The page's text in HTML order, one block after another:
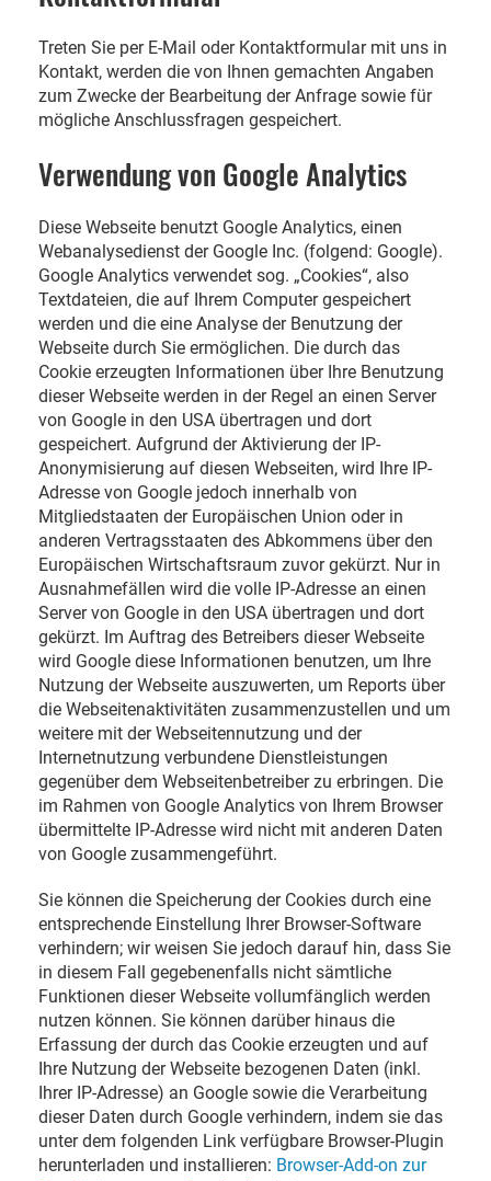
Treten Sie per E-Mail oder Kontaktformular mit uns in
Kontakt, werden die von Ihnen gemachten Angaben
zum Zwecke der Bearbeitung der Anfrage sowie für
mögliche Anschlussfragen gespeichert.
Verwendung von Google Analytics
Diese Webseite benutzt Google Analytics, einen
Webanalysedienst der Google Inc. (folgend: Google).
Google Analytics verwendet sog. „Cookies“, also
Textdateien, die auf Ihrem Computer gespeichert
werden und die eine Analyse der Benutzung der
Webseite durch Sie ermöglichen. Die durch das
Cookie erzeugten Informationen über Ihre Benutzung
dieser Webseite werden in der Regel an einen Server
von Google in den USA übertragen und dort
gespeichert. Aufgrund der Aktivierung der IP-
Anonymisierung auf diesen Webseiten, wird Ihre IP-
Adresse von Google jedoch innerhalb von
Mitgliedstaaten der Europäischen Union oder in
anderen Vertragsstaaten des Abkommens über den
Europäischen Wirtschaftsraum zuvor gekürzt. Nur in
Ausnahmefällen wird die volle IP-Adresse an einen
Server von Google in den USA übertragen und dort
gekürzt. Im Auftrag des Betreibers dieser Webseite
wird Google diese Informationen benutzen, um Ihre
Nutzung der Webseite auszuwerten, um Reports über
die Webseitenaktivitäten zusammenzustellen und um
weitere mit der Webseitennutzung und der
Internetnutzung verbundene Dienstleistungen
gegenüber dem Webseitenbetreiber zu erbringen. Die
im Rahmen von Google Analytics von Ihrem Browser
übermittelte IP-Adresse wird nicht mit anderen Daten
von Google zusammengeführt.
Sie können die Speicherung der Cookies durch eine
entsprechende Einstellung Ihrer Browser-Software
verhindern; wir weisen Sie jedoch darauf hin, dass Sie
in diesem Fall gegebenenfalls nicht sämtliche
Funktionen dieser Webseite vollumfänglich werden
nutzen können. Sie können darüber hinaus die
Erfassung der durch das Cookie erzeugten und auf
Ihre Nutzung der Webseite bezogenen Daten (inkl.
Ihrer IP-Adresse) an Google sowie die Verarbeitung
dieser Daten durch Google verhindern, indem sie das
unter dem folgenden Link verfügbare Browser-Plugin
herunterladen und installieren: Browser-Add-on zur